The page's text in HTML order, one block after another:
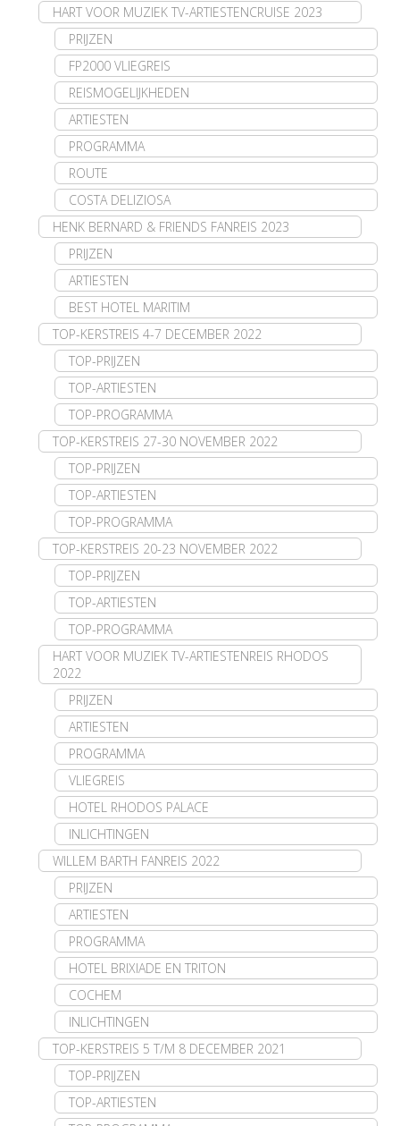
HART VOOR MUZIEK TV-ARTIESTENCRUISE 2023
PRIJZEN
FP2000 VLIEGREIS
REISMOGELIJKHEDEN
ARTIESTEN
PROGRAMMA
ROUTE
COSTA DELIZIOSA
HENK BERNARD & FRIENDS FANREIS 2023
PRIJZEN
ARTIESTEN
BEST HOTEL MARITIM
TOP-KERSTREIS 4-7 DECEMBER 2022
TOP-PRIJZEN
TOP-ARTIESTEN
TOP-PROGRAMMA
TOP-KERSTREIS 27-30 NOVEMBER 2022
TOP-PRIJZEN
TOP-ARTIESTEN
TOP-PROGRAMMA
TOP-KERSTREIS 20-23 NOVEMBER 2022
TOP-PRIJZEN
TOP-ARTIESTEN
TOP-PROGRAMMA
HART VOOR MUZIEK TV-ARTIESTENREIS RHODOS
2022
PRIJZEN
ARTIESTEN
PROGRAMMA
VLIEGREIS
HOTEL RHODOS PALACE
INLICHTINGEN
WILLEM BARTH FANREIS 2022
PRIJZEN
ARTIESTEN
PROGRAMMA
HOTEL BRIXIADE EN TRITON
COCHEM
INLICHTINGEN
TOP-KERSTREIS 5 T/M 8 DECEMBER 2021
TOP-PRIJZEN
TOP-ARTIESTEN